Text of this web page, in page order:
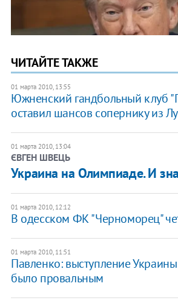
ЧИТАЙТЕ ТАКЖЕ
01 марта 2010, 13:55
Южненский гандбольный клуб
оставил шансов сопернику из
01 марта 2010, 13:04
ЄВГЕН ШВЕЦЬ
Украина на Олимпиаде. И
01 марта 2010, 12:12
В одесском ФК "Черноморец"
01 марта 2010, 11:51
Павленко: выступление
было провальным